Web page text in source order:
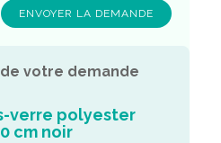
votre demande
verre polyester
cm noir